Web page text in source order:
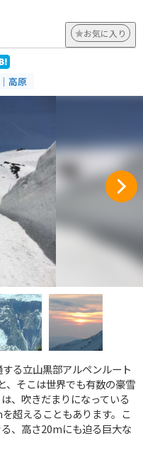
お気に入り
高原
る立山黒部アルペンルート
、そこは世界でも有数の豪雪
、吹きだまりになっている
超えることもあります。こ
、高さ20mにも迫る巨大な